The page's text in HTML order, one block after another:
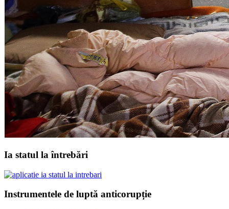
Ia statul la întrebări
Instrumentele de luptă anticorupție